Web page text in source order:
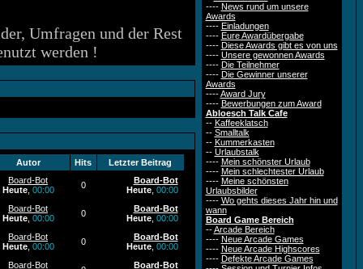
Umfragen und der Rest
werden !
Autor Hits
Letzter Beitrag
Board-Bot
Heute, 00:00 0
Board-Bot
Heute, 00:00
Board-Bot
Heute, 00:00 0
Board-Bot
Heute, 00:00
Board-Bot
Heute, 00:00 0
Board-Bot
Heute, 00:00
Board-Bot
Board-Bot
---- News rund um unsere
Awards
---- Einladungen
---- Eure Awardübergabe
---- Diese Awards gibt es von uns
---- Unsere gewonnen Awards
---- Die Teilnehmer
---- Die Gewinner unserer
Awards
----Award Jury
---- Bewerbungen zum Award
Abloesch Talk Cafe
-- Kaffeeklatsch
-- Smalltalk
-- Kummerkasten
-- Urlaubstalk
---- Mein schönster Urlaub
---- Mein schlechtester Urlaub
---- Meine schönsten
Urlaubsbilder
---- Wo gehts dieses Jahr hin und
wann
Board Game Bereich
--Arcade Bereich
---- Neue Arcade Games
---- Neue Arcade Highscores
---- Defekte Arcade Games